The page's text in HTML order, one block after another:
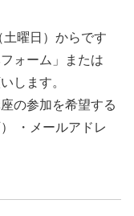
曜日）からです
ォーム」または
します。
の参加を希望する
・メールアドレ